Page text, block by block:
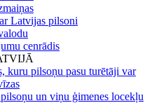
Latvijas pilsoni
cenrādis
kuru pilsoņu pasu turētāji var
un viņu ģimenes locekļu